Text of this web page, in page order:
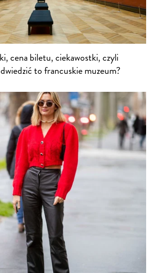
cena biletu, ciekawostki, czyli
to francuskie muzeum?